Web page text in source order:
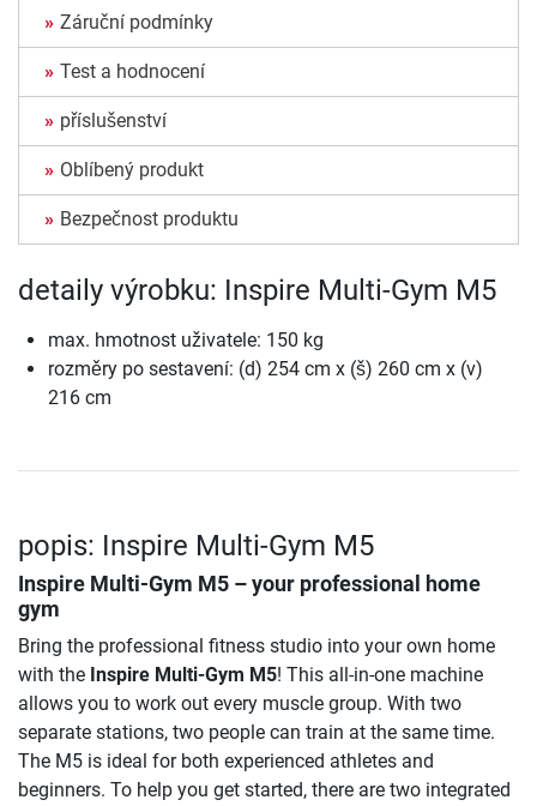
Záruční podmínky
Test a hodnocení
příslušenství
Oblíbený produkt
Bezpečnost produktu
detaily výrobku: Inspire Multi-Gym M5
max. hmotnost uživatele: 150 kg
rozměry po sestavení: (d) 254 cm x (š) 260 cm x (v)
216 cm
popis: Inspire Multi-Gym M5
Inspire Multi-Gym M5 – your professional home
gym
Bring the professional fitness studio into your own home
with the Inspire Multi-Gym M5! This all-in-one machine
allows you to work out every muscle group. With two
separate stations, two people can train at the same time.
The M5 is ideal for both experienced athletes and
beginners. To help you get started, there are two integrated